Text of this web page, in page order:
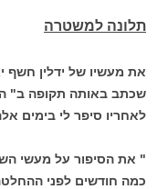
תלונה למשטרה
את מעשיו של ידלין חשף
שכתב באותה תקופה ב"
לאחריו סיפר לי בימים
" את הסיפור על מעשי
כמה חודשים לפני